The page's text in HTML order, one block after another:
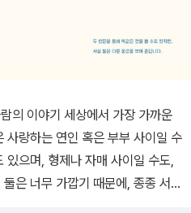
서 가장 가까운
사랑하는 연인 혹은 부부 사이일 수
으며, 형제나 자매 사이일 수도,
은 너무 가깝기 때문에, 종종 서로